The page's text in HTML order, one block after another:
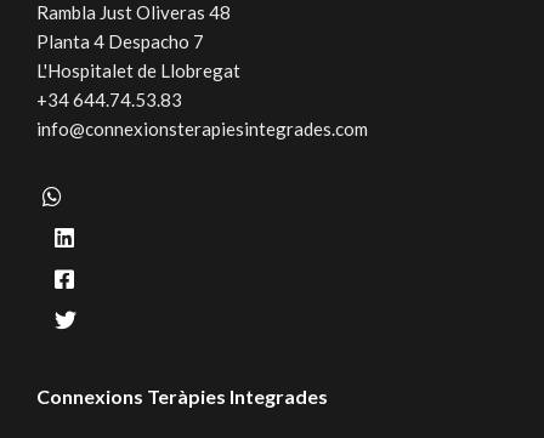
Rambla Just Oliveras 48
Planta 4 Despacho 7
L'Hospitalet de Llobregat
+34 644.74.53.83
info@connexionsterapiesintegrades.com
Connexions Teràpies Integrades